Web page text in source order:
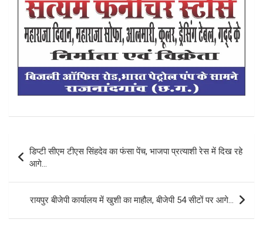
Post
navigation
डिप्टी सीएम टीएस सिंहदेव का फंसा पेंच, भाजपा प्रत्याशी रेस में दिख रहे
आगे…
रायपुर बीजेपी कार्यालय में खुशी का माहौल, बीजेपी 54 सीटों पर आगे…